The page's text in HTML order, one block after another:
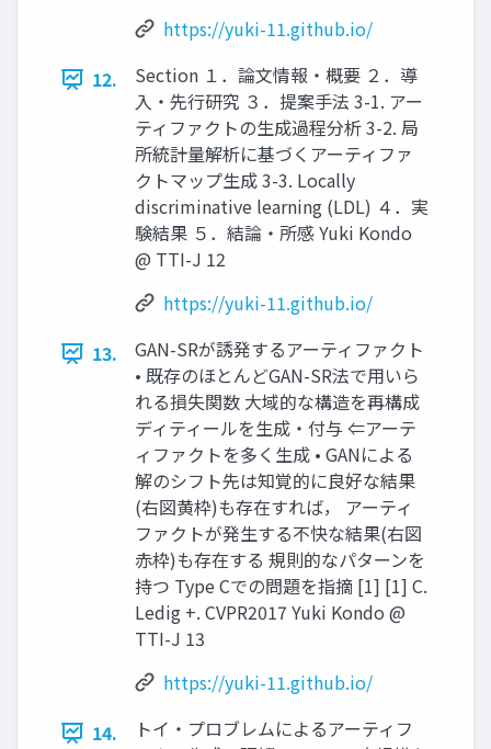
https://yuki-11.github.io/
12.
Section １．論文情報・概要 ２．導
入・先行研究 ３．提案手法 3-1. アー
ティファクトの生成過程分析 3-2. 局
所統計量解析に基づくアーティファ
クトマップ生成 3-3. Locally
discriminative learning (LDL) ４．実
験結果 ５．結論・所感 Yuki Kondo
@ TTI-J 12
https://yuki-11.github.io/
13.
GAN-SRが誘発するアーティファクト
• 既存のほとんどGAN-SR法で用いら
れる損失関数 大域的な構造を再構成
ディティールを生成・付与 ⇐アーテ
ィファクトを多く生成 • GANによる
解のシフト先は知覚的に良好な結果
(右図黄枠)も存在すれば， アーティ
ファクトが発生する不快な結果(右図
赤枠)も存在する 規則的なパターンを
持つ Type Cでの問題を指摘 [1] [1] C.
Ledig +. CVPR2017 Yuki Kondo @
TTI-J 13
https://yuki-11.github.io/
14.
トイ・プロブレムによるアーティフ